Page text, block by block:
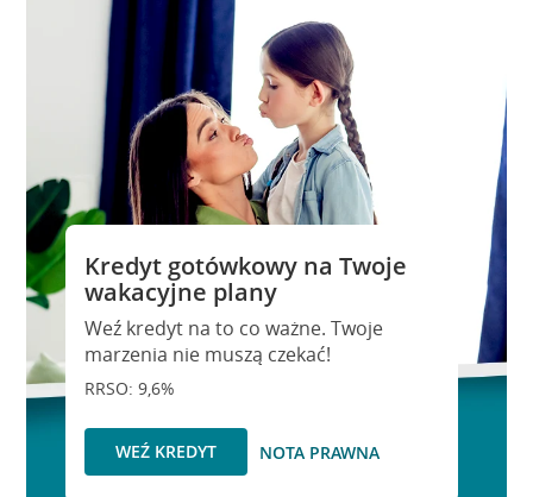
Kredyt gotówkowy na Twoje
wakacyjne plany
Weź kredyt na to co ważne. Twoje
marzenia nie muszą czekać!
RRSO: 9,6%
WEŹ KREDYT NOTA PRAWNA